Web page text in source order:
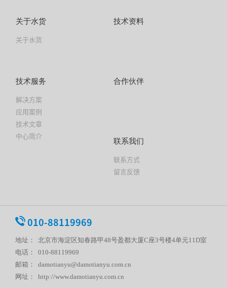
关于水货
关于水货
技术资料
技术服务
解决方案
应用案例
技术文章
中心简介
合作伙伴
联系我们
联系方式
留言反馈
010-88119969
地址： 北京市海淀区知春路甲48号盈都大厦C座3号楼4单元11D室
电话： 010-88119969
邮箱： damotianyu@damotianyu.com.cn
网址： http://www.damotianyu.com.cn